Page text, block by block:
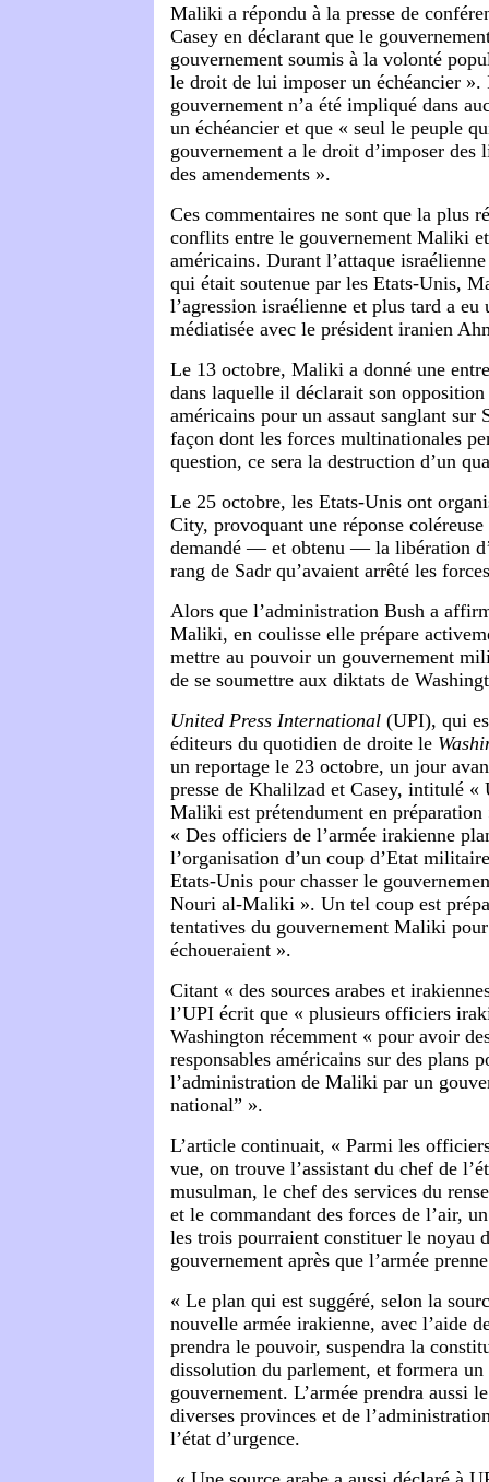
Maliki a répondu à la presse de
Casey en déclarant que le
gouvernement soumis à la volonté
le droit de lui imposer un échéancier
gouvernement n’a été impliqué dans
un échéancier et que « seul le peuple
gouvernement a le droit d’imposer des
des amendements ».
Ces commentaires ne sont que la plus
conflits entre le gouvernement Maliki
américains. Durant l’attaque
qui était soutenue par les Etats-Unis,
l’agression israélienne et plus tard a eu
médiatisée avec le président iranien
Le 13 octobre, Maliki a donné une
dans laquelle il déclarait son
américains pour un assaut sanglant sur
façon dont les forces multinationales
question, ce sera la destruction d’un
Le 25 octobre, les Etats-Unis ont
City, provoquant une réponse
demandé — et obtenu — la libération
rang de Sadr qu’avaient arrêté les
Alors que l’administration Bush a
Maliki, en coulisse elle prépare
mettre au pouvoir un gouvernement
de se soumettre aux diktats de
United Press International (UPI), qui
éditeurs du quotidien de droite le
un reportage le 23 octobre, un jour
presse de Khalilzad et Casey, intitulé «
Maliki est prétendument en
« Des officiers de l’armée irakienne
l’organisation d’un coup d’Etat
Etats-Unis pour chasser le
Nouri al-Maliki ». Un tel coup est
tentatives du gouvernement Maliki
échoueraient ».
Citant « des sources arabes et
l’UPI écrit que « plusieurs officiers
Washington récemment « pour avoir
responsables américains sur des plans
l’administration de Maliki par un
national” ».
L’article continuait, « Parmi les
vue, on trouve l’assistant du chef de
musulman, le chef des services du
et le commandant des forces de l’air,
les trois pourraient constituer le noyau
gouvernement après que l’armée
« Le plan qui est suggéré, selon la
nouvelle armée irakienne, avec l’aide
prendra le pouvoir, suspendra la
dissolution du parlement, et formera un
gouvernement. L’armée prendra aussi
diverses provinces et de
l’état d’urgence.